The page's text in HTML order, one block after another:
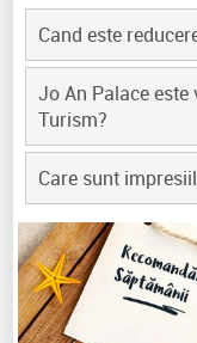
Cand este
Jo An Palace
Turism?
Care sunt